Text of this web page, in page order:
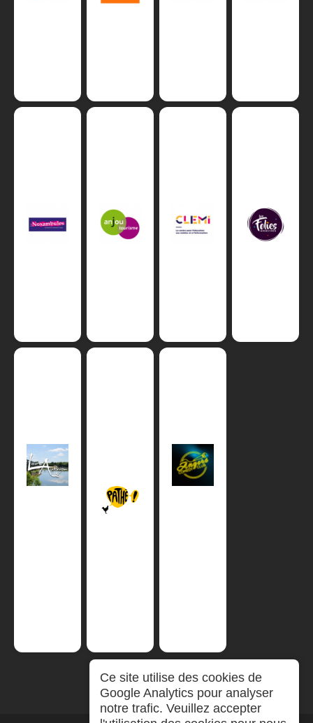
Ce site utilise des cookies de
Google Analytics pour analyser
notre trafic. Veuillez accepter